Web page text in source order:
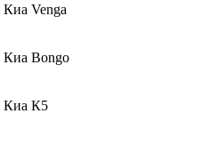
Venga
Киа Bongo
Киа К5